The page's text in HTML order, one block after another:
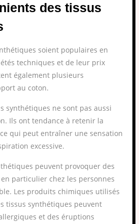
des tissus
soient populaires en
techniques et de leur prix
également plusieurs
au coton.
synthétiques ne sont pas aussi
Ils ont tendance à retenir la
qui peut entraîner une sensation
excessive.
peuvent provoquer des
particulier chez les personnes
Les produits chimiques utilisés
tissus synthétiques peuvent
et des éruptions